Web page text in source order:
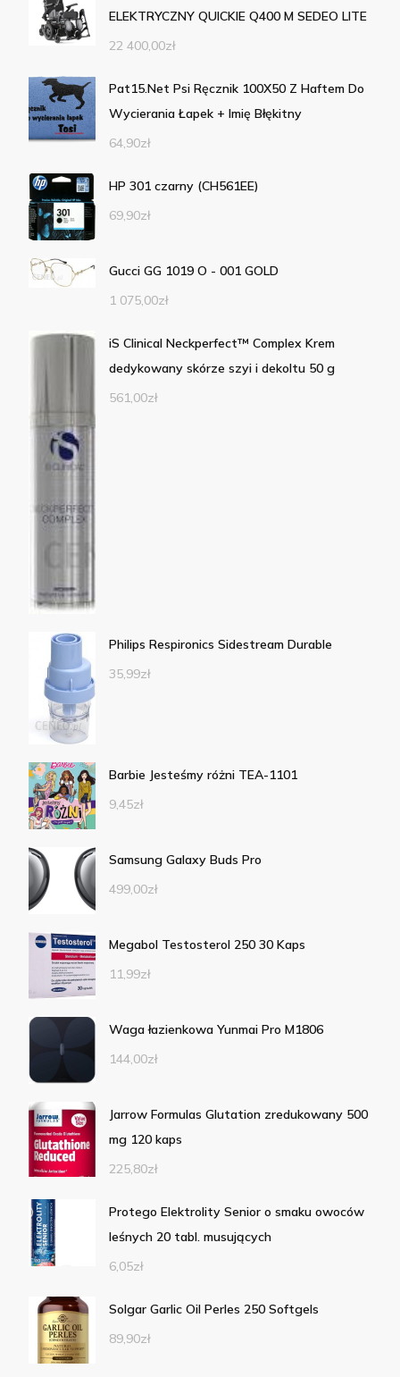
ELEKTRYCZNY QUICKIE Q400 M SEDEO LITE
22 400,00zł
Pat15.Net Psi Ręcznik 100X50 Z Haftem Do
Wycierania Łapek + Imię Błękitny
64,90zł
HP 301 czarny (CH561EE)
69,90zł
Gucci GG 1019 O - 001 GOLD
1 075,00zł
iS Clinical Neckperfect™ Complex Krem
dedykowany skórze szyi i dekoltu 50 g
561,00zł
Philips Respironics Sidestream Durable
35,99zł
Barbie Jesteśmy różni TEA-1101
9,45zł
Samsung Galaxy Buds Pro
499,00zł
Megabol Testosterol 250 30 Kaps
11,99zł
Waga łazienkowa Yunmai Pro M1806
144,00zł
Jarrow Formulas Glutation zredukowany 500
mg 120 kaps
225,80zł
Protego Elektrolity Senior o smaku owoców
leśnych 20 tabl. musujących
6,05zł
Solgar Garlic Oil Perles 250 Softgels
89,90zł